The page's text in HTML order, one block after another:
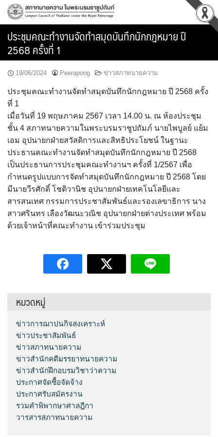
Skip
ประชุมคณะทำงานจัดทำสมุดบันทึกนักกฎหมาย ปี
2568 ครั้งที่ 1
19/06/2024 Peerapong ข่าวสภาทนายความ
ประชุมคณะทำงานจัดทำสมุดบันทึกนักกฎหมาย ปี 2568 ครั้ง
ที่ 1
เมื่อวันที่ 19 พฤษภาคม 2567 เวลา 14.00 น. ณ ห้องประชุม
ชั้น 4 สภาทนายความในพระบรมราชูปถัมภ์ นายไพบูลย์ แย้ม
เอม อุปนายกฝ่ายสวัสดิการและสิทธิประโยชน์ ในฐานะ
ประธานคณะทำงานจัดทำสมุดบันทึกนักกฎหมาย ปี 2568
เป็นประธานการประชุมคณะทำงานฯ ครั้งที่ 1/2567 เพื่อ
กำหนดรูปแบบการจัดทำสมุดบันทึกนักกฎหมาย ปี 2568 โดย
มีนายวีรศักดิ์ โชติวานิช อุปนายกฝ่ายเทคโนโลยีและ
สารสนเทศ กรรมการประชาสัมพันธ์และรองเลขาธิการ นาง
สาวศรินทร เลืองวัฒนะวณิช อุปนายกฝ่ายต่างประเทศ พร้อม
ด้วยเจ้าหน้าที่คณะทำงาน เข้าร่วมประชุม
หมวดหมู่
ข่าวการฌาปนกิจสงเคราะห์
ข่าวประชาสัมพันธ์
ข่าวสภาทนายความ
ข่าวสำนักคดีมรรยาทนายความ
ข่าวสำนักฝึกอบรมวิชาว่าความ
ประกาศจัดซื้อจัดจ้าง
ประกาศรับสมัครงาน
รวมคำพิพากษาศาลฎีกา
วารสารสภาทนายความ